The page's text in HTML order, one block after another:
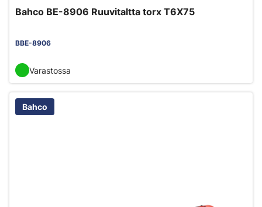
Bahco BE-8906 Ruuvitaltta torx T6X75
BBE-8906
Varastossa
Bahco